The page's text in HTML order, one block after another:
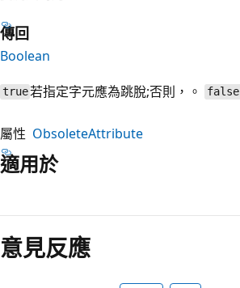
傳回
Boolean
true若指定字元應為跳脫;否則，。 false
屬性 ObsoleteAttribute
適用於
讀
模
意見反應